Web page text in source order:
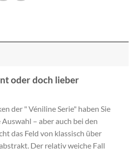
oder doch lieber
der " Véniline Serie" haben Sie
– aber auch bei den
das Feld von klassisch über
Der relativ weiche Fall